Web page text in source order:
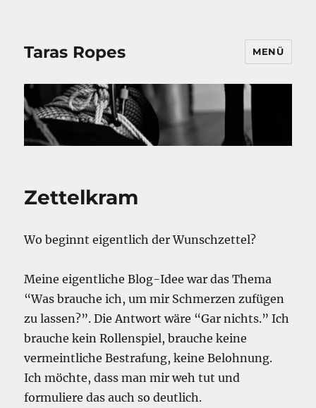
Taras Ropes MENÜ
Zettelkram
Wo beginnt eigentlich der Wunschzettel?
Meine eigentliche Blog-Idee war das Thema
“Was brauche ich, um mir Schmerzen zufügen
zu lassen?”. Die Antwort wäre “Gar nichts.” Ich
brauche kein Rollenspiel, brauche keine
vermeintliche Bestrafung, keine Belohnung.
Ich möchte, dass man mir weh tut und
formuliere das auch so deutlich.